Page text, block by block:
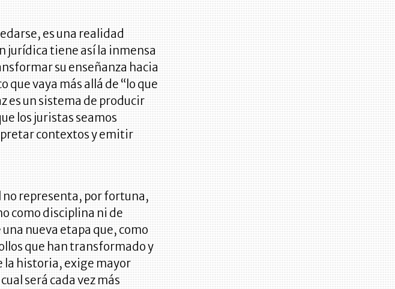
es una realidad
jurídica tiene así la inmensa
su enseñanza hacia
vaya más allá de “lo que
es un sistema de producir
los juristas seamos
contextos y emitir
representa, por fortuna,
como disciplina ni de
nueva etapa que, como
que han transformado y
la historia, exige mayor
será cada vez más